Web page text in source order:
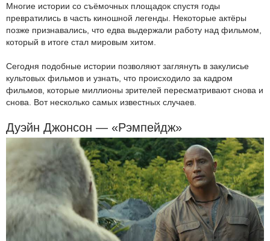
Многие истории со съёмочных площадок спустя годы
превратились в часть киношной легенды. Некоторые актёры
позже признавались, что едва выдержали работу над фильмом,
который в итоге стал мировым хитом.
Сегодня подобные истории позволяют заглянуть в закулисье
культовых фильмов и узнать, что происходило за кадром
фильмов, которые миллионы зрителей пересматривают снова и
снова. Вот несколько самых известных случаев.
Дуэйн Джонсон — «Рэмпейдж»